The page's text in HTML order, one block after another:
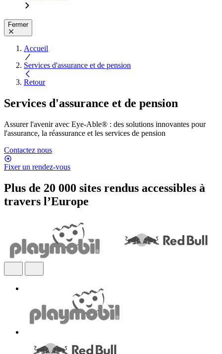
Fermer
Accueil
Services d'assurance et de pension
Retour
Services d'assurance et de pension
Assurer l'avenir avec Eye-Able® : des solutions innovantes pour
l'assurance, la réassurance et les services de pension
Contactez nous
Fixer un rendez-vous
Plus de 20 000 sites rendus accessibles à
travers l’Europe